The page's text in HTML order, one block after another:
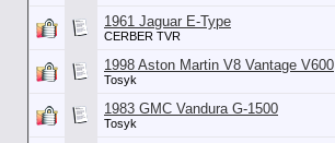
1961 Jaguar E-Type
CERBER TVR
1998 Aston Martin V8 Vantage V600
Tosyk
1983 GMC Vandura G-1500
Tosyk